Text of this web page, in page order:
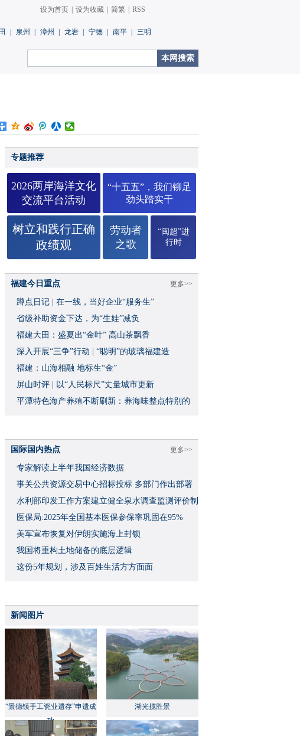
设为首页 设为收藏 简繁 RSS
泉州 漳州 龙岩 宁德 南平 三明
专题推荐
2026两岸海洋文化
交流平台活动
“十五五”，我们铆足
劲头踏实干
树立和践行正确
政绩观
劳动者
之歌
“闽超”进
行时
更多>>
福建今日重点
蹲点日记 | 在一线，当好企业“服务生”
省级补助资金下达，为“生娃”减负
福建大田：盛夏出“金叶” 高山茶飘香
深入开展“三争”行动 | “聪明”的玻璃福建造
福建：山海相融 地标生“金”
屏山时评 | 以“人民标尺”丈量城市更新
平潭特色海产养殖不断刷新：养海味整点特别的
更多>>
国际国内热点
专家解读上半年我国经济数据
事关公共资源交易中心招标投标 多部门作出部署
水利部印发工作方案建立健全泉水调查监测评价制
度
医保局:2025年全国基本医保参保率巩固在95%
美军宣布恢复对伊朗实施海上封锁
我国将重构土地储备的底层逻辑
这份5年规划，涉及百姓生活方方面面
新闻图片
“景德镇手工瓷业遗存”申遗成
功
湖光揽胜景